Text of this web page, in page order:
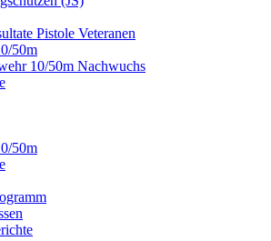
Pistole Veteranen
50m
10/50m Nachwuchs
50m